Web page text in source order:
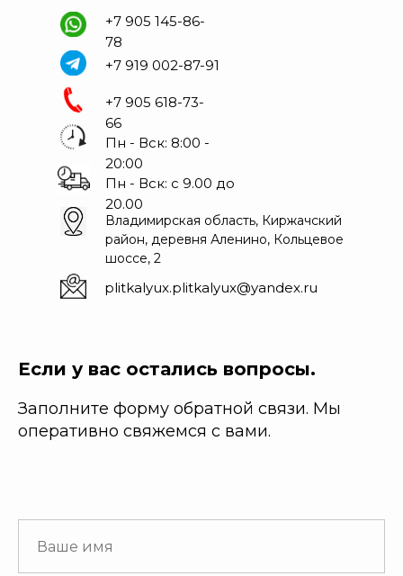
Пн - Вск: с 9.00 до
20.00
+7 905 618-73-
66
+7 905 145-86-
78
+7 919 002-87-91
Пн - Вск: 8:00 -
20:00
plitkalyux.plitkalyux@yandex.ru
Владимирская область, Киржачский
район, деревня Аленино, Кольцевое
шоссе, 2
Если у вас остались вопросы.
Заполните форму обратной связи. Мы
оперативно свяжемся с вами.